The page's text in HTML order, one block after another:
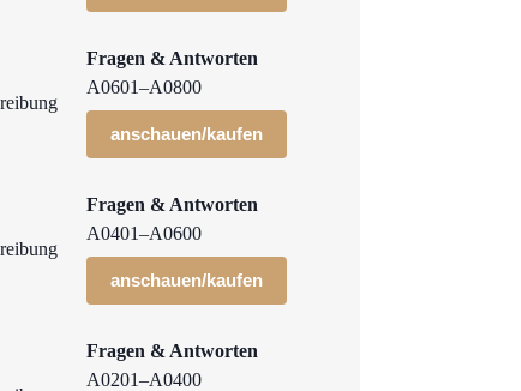
Fragen & Antworten
A0601–A0800
anschauen/kaufen
Fragen & Antworten
A0401–A0600
anschauen/kaufen
Fragen & Antworten
A0201–A0400